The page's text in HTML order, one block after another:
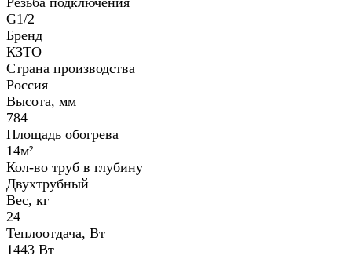
G1/2
Бренд
КЗТО
Страна производства
Россия
Высота, мм
784
Площадь обогрева
14м²
Кол-во труб в глубину
Двухтрубный
Вес, кг
24
Теплоотдача, Вт
1443 Вт